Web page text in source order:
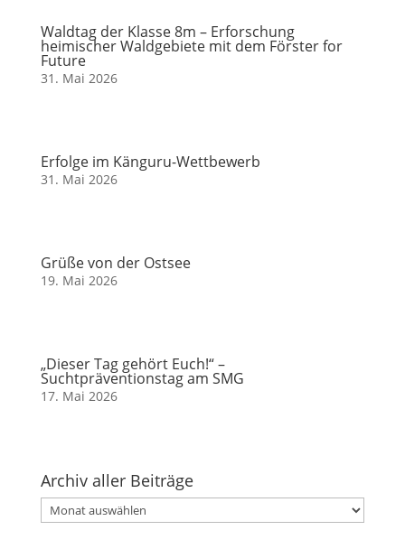
Waldtag der Klasse 8m – Erforschung
heimischer Waldgebiete mit dem Förster for
Future
31. Mai 2026
Erfolge im Känguru-Wettbewerb
31. Mai 2026
Grüße von der Ostsee
19. Mai 2026
„Dieser Tag gehört Euch!“ –
Suchtpräventionstag am SMG
17. Mai 2026
Archiv aller Beiträge
Archiv
aller